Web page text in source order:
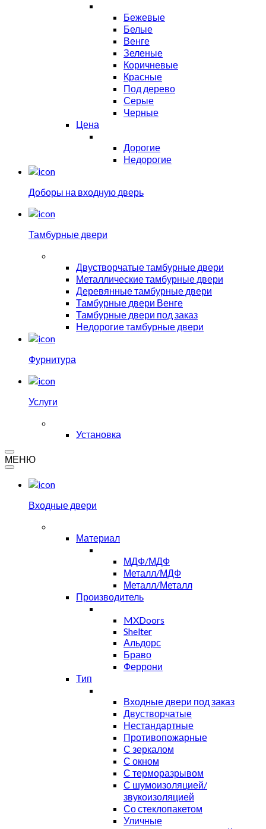
Бежевые
Белые
Венге
Зеленые
Коричневые
Красные
Под дерево
Серые
Черные
Цена
Дорогие
Недорогие
Доборы на входную дверь
Тамбурные двери
Двустворчатые тамбурные двери
Металлические тамбурные двери
Деревянные тамбурные двери
Тамбурные двери Венге
Тамбурные двери под заказ
Недорогие тамбурные двери
Фурнитура
Услуги
Установка
МЕНЮ
Входные двери
Материал
МДФ/МДФ
Металл/МДФ
Металл/Металл
Производитель
MXDoors
Shelter
Альдорс
Браво
Феррони
Тип
Входные двери под заказ
Двустворчатые
Нестандартные
Противопожарные
С зеркалом
С окном
С терморазрывом
С шумоизоляцией/
звукоизоляцией
Со стеклопакетом
Уличные